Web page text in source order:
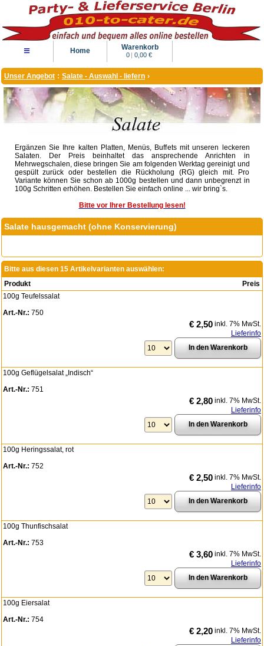
≡ Home Warenkorb
0 | 0,00 €
Unser Angebot : Salate - Auswahl - liefern ›
Ergänzen Sie Ihre kalten Platten, Menüs, Buffets mit unseren leckeren
Salaten. Der Preis beinhaltet das ansprechende Anrichten in
Mehrwegschalen, diese bringen Sie am folgenden Werktag gereinigt und
gespült zurück oder bestellen die Rückholung (RG) gleich mit. Pro
Variante können Sie schon ab 1000g bestellen und dann unbegrenzt in
100g Schritten erhöhen. Bestellen Sie einfach online ... wir bring`s.
Bitte vor Ihrer Bestellung lesen!
Salate hausgemacht (ohne Konservierung)
Bitte aus diesen 15 Artikelvarianten auswählen:
Produkt
Preis
100g Teufelssalat
Art.-Nr.: 750
€ 2,50 inkl. 7% MwSt.
Lieferinfo
100g Geflügelsalat „Indisch“
Art.-Nr.: 751
€ 2,80 inkl. 7% MwSt.
Lieferinfo
100g Heringssalat, rot
Art.-Nr.: 752
€ 2,50 inkl. 7% MwSt.
Lieferinfo
100g Thunfischsalat
Art.-Nr.: 753
€ 3,60 inkl. 7% MwSt.
Lieferinfo
100g Eiersalat
Art.-Nr.: 754
€ 2,20 inkl. 7% MwSt.
Lieferinfo